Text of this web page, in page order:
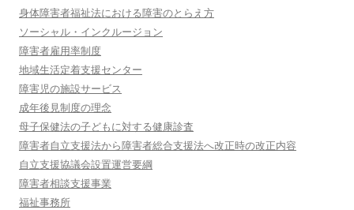
身体障害者福祉法における障害のとらえ方
ソーシャル・インクルージョン
障害者雇用率制度
地域生活定着支援センター
障害児の施設サービス
成年後見制度の理念
母子保健法の子どもに対する健康診査
障害者自立支援法から障害者総合支援法へ改正時の改正内容
自立支援協議会設置運営要綱
障害者相談支援事業
福祉事務所